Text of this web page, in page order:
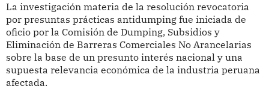
La investigación materia de la resolución revocatoria
por presuntas prácticas antidumping fue iniciada de
oficio por la Comisión de Dumping, Subsidios y
Eliminación de Barreras Comerciales No Arancelarias
sobre la base de un presunto interés nacional y una
supuesta relevancia económica de la industria peruana
afectada.